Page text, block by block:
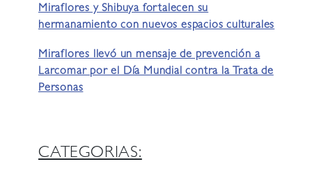
Miraflores y Shibuya fortalecen su
hermanamiento con nuevos espacios culturales
Miraflores llevó un mensaje de prevención a
Larcomar por el Día Mundial contra la Trata de
Personas
CATEGORIAS: